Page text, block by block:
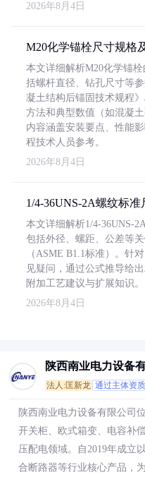
2026年8月4日
M20化学锚栓尺寸规格
本文详细解析M20化学锚
括螺杆直径、钻孔尺寸等
凝土结构后锚固技术规程
方法和典型数值（如混凝土
内容涵盖安装要点、性能
程技术人员参考。
2026年8月4日
1/4-36UNS-2A螺纹标准
本文详细解析1/4-36UNS-
包括外径、螺距、公差等
（ASME B1.1标准）。针
见疑问，通过公式推导给
附加工艺建议与扩展知识。
2026年8月4日
陕西南业电力设备
法人:匡新龙 通过主体资
陕西南业电力设备有限公司
开关柜、欧式箱变、电容补
压配电领域。自2019年成立
合断路器等行业核心产品，